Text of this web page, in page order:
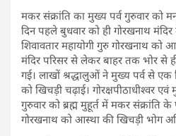
मकर संक्रांति का मुख्य पर्व गुरुवार को
दिन पहले बुधवार को ही गोरखनाथ
शिवावतार महायोगी गुरु गोरखनाथ को
मंदिर परिसर से लेकर बाहर तक भोर से
गई। लाखों श्रद्धालुओं ने मुख्य पर्व से एक
को खिचड़ी चढ़ाई। गोरक्षपीठाधीश्वर एवं
गुरुवार को ब्रह्म मुहूर्त में मकर संक्रांति
गोरखनाथ को आस्था की खिचड़ी भोग